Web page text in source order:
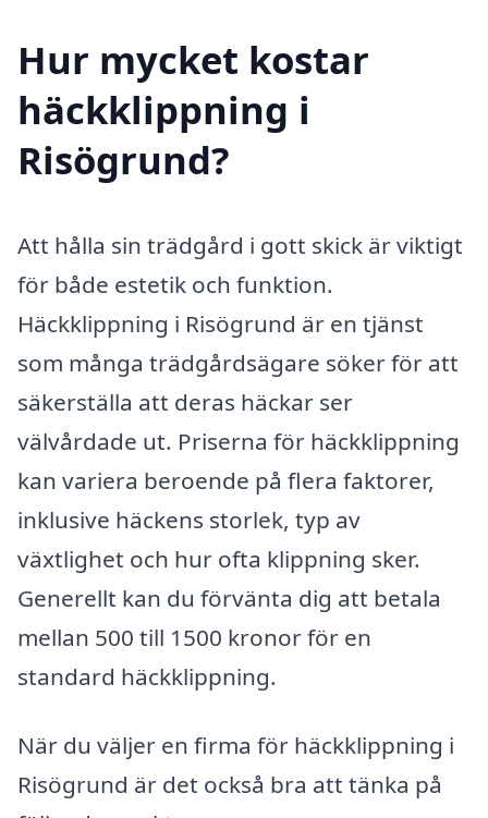
Hur mycket kostar
häckklippning i
Risögrund?
Att hålla sin trädgård i gott skick är viktigt
för både estetik och funktion.
Häckklippning i Risögrund är en tjänst
som många trädgårdsägare söker för att
säkerställa att deras häckar ser
välvårdade ut. Priserna för häckklippning
kan variera beroende på flera faktorer,
inklusive häckens storlek, typ av
växtlighet och hur ofta klippning sker.
Generellt kan du förvänta dig att betala
mellan 500 till 1500 kronor för en
standard häckklippning.
När du väljer en firma för häckklippning i
Risögrund är det också bra att tänka på